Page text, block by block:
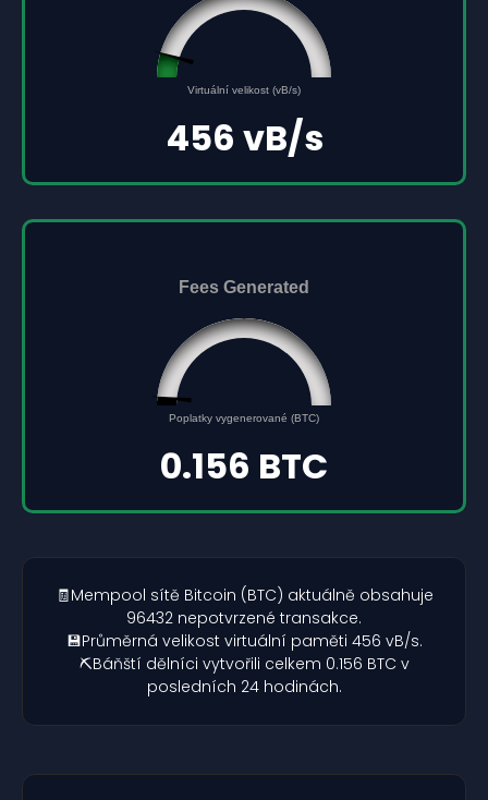
45561691
Virtuální velikost (vB/s)500000000
456 vB/s
Fees Generated
Poplatky vygenerované (BTC)
0 5
0.156 BTC
🧾Mempool sítě Bitcoin (BTC) aktuálně obsahuje
96432 nepotvrzené transakce.
💾Průměrná velikost virtuální paměti 456 vB/s.
⛏️Báňští dělníci vytvořili celkem 0.156 BTC v
posledních 24 hodinách.